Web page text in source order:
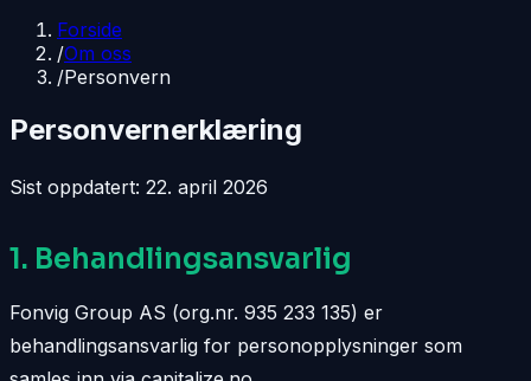
Forside
/Om oss
/Personvern
Personvernerklæring
Sist oppdatert: 22. april 2026
1. Behandlingsansvarlig
Fonvig Group AS (org.nr. 935 233 135) er
behandlingsansvarlig for personopplysninger som